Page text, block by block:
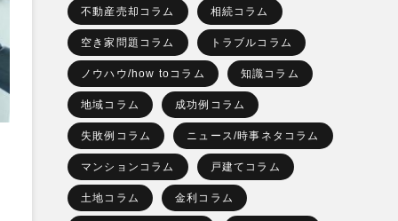
不動産売却コラム 相続コラム
空き家問題コラム トラブルコラム
ノウハウ/how toコラム 知識コラム
地域コラム 成功例コラム
失敗例コラム ニュース/時事ネタコラム
マンションコラム 戸建てコラム
土地コラム 金利コラム